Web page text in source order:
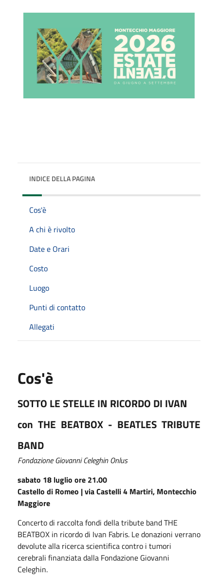
INDICE DELLA PAGINA
Cos'è
A chi è rivolto
Date e Orari
Costo
Luogo
Punti di contatto
Allegati
Cos'è
SOTTO LE STELLE IN RICORDO DI IVAN
con THE BEATBOX - BEATLES TRIBUTE
BAND
Fondazione Giovanni Celeghin Onlus
sabato 18 luglio ore 21.00
Castello di Romeo | via Castelli 4 Martiri, Montecchio
Maggiore
Concerto di raccolta fondi della tribute band THE
BEATBOX in ricordo di Ivan Fabris. Le donazioni verrano
devolute alla ricerca scientifica contro i tumori
cerebrali finanziata dalla Fondazione Giovanni
Celeghin.